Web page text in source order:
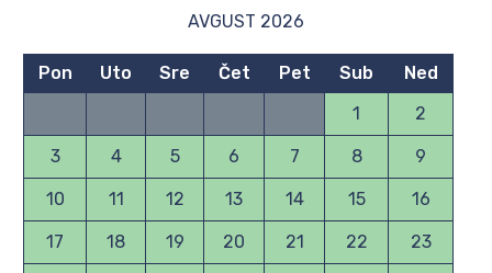
AVGUST 2026
Pon Uto Sre Čet Pet Sub
Ned
1
2
3 4 5 6 7 8 9
10 11 12 13 14 15 16
17 18 19 20 21 22 23